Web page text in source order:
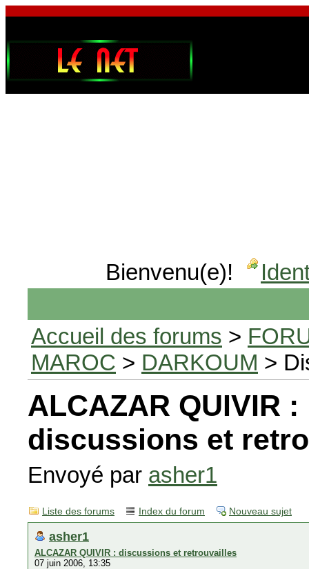
Bienvenu(e)!
Accueil des forums >
MAROC > DARKOUM >
ALCAZAR QUIVIR :
discussions et
Envoyé par asher1
Liste des forums Index du forum Nouveau sujet
asher1
ALCAZAR QUIVIR : discussions et retrouvailles
07 juin 2006, 13:35